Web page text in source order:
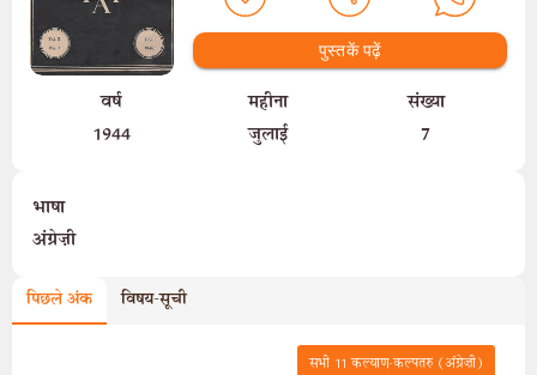
पुस्तकें पढ़ें
वर्ष
1944
महीना
जुलाई
संख्या
7
भाषा
अंग्रेज़ी
पिछले अंक विषय-सूची
सभी 11 कल्याण-कल्पतरु (अंग्रेज़ी)